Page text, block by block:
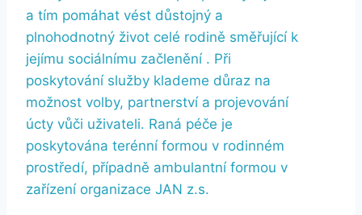
a tím pomáhat vést důstojný a
plnohodnotný život celé rodině směřující k
jejímu sociálnímu začlenění . Při
poskytování služby klademe důraz na
možnost volby, partnerství a projevování
úcty vůči uživateli. Raná péče je
poskytována terénní formou v rodinném
prostředí, případně ambulantní formou v
zařízení organizace JAN z.s.